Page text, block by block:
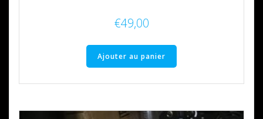
€49,00
Ajouter au panier